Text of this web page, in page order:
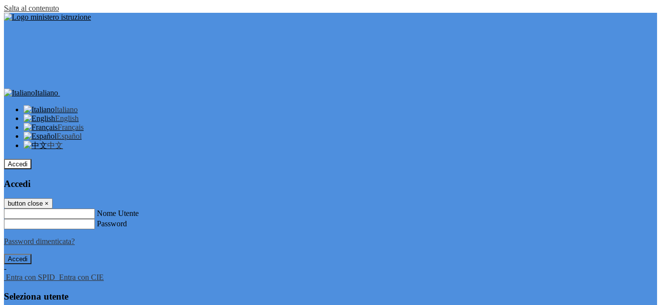
Salta al contenuto
Italiano
Italiano
English
Français
Español
中文
Accedi
Accedi
button close ×
Nome Utente
Password
Password dimenticata?
-
Entra con SPID Entra con CIE
Seleziona utente